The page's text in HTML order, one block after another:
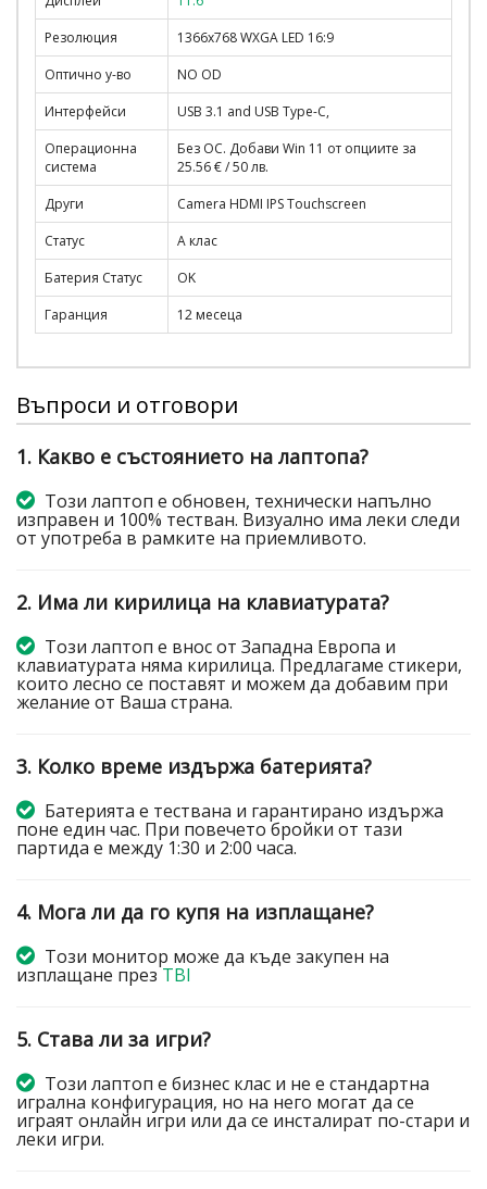
Резолюция
1366x768 WXGA LED 16:9
Оптично у-во
NO OD
Интерфейси
USB 3.1 and USB Type-C,
Операционна
система
Без ОС. Добави Win 11 от опциите за
25.56 € / 50 лв.
Други
Camera HDMI IPS Touchscreen
Статус
A клас
Батерия Статус
OK
Гаранция
12 месеца
Въпроси и отговори
1. Какво е състоянието на лаптопа?
Този лаптоп е обновен, технически напълно
изправен и 100% тестван. Визуално има леки следи
от употреба в рамките на приемливото.
2. Има ли кирилица на клавиатурата?
Този лаптоп е внос от Западна Европа и
клавиатурата няма кирилица. Предлагаме стикери,
които лесно се поставят и можем да добавим при
желание от Ваша страна.
3. Колко време издържа батерията?
Батерията е тествана и гарантирано издържа
поне един час. При повечето бройки от тази
партида е между 1:30 и 2:00 часа.
4. Мога ли да го купя на изплащане?
Този монитор може да къде закупен на
изплащане презTBI
5. Става ли за игри?
Този лаптоп е бизнес клас и не е стандартна
игрална конфигурация, но на него могат да се
играят онлайн игри или да се инсталират по-стари и
леки игри.